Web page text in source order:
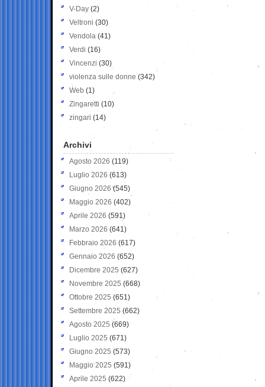
V-Day (2)
Veltroni (30)
Vendola (41)
Verdi (16)
Vincenzi (30)
violenza sulle donne (342)
Web (1)
Zingaretti (10)
zingari (14)
Archivi
Agosto 2026 (119)
Luglio 2026 (613)
Giugno 2026 (545)
Maggio 2026 (402)
Aprile 2026 (591)
Marzo 2026 (641)
Febbraio 2026 (617)
Gennaio 2026 (652)
Dicembre 2025 (627)
Novembre 2025 (668)
Ottobre 2025 (651)
Settembre 2025 (662)
Agosto 2025 (669)
Luglio 2025 (671)
Giugno 2025 (573)
Maggio 2025 (591)
Aprile 2025 (622)